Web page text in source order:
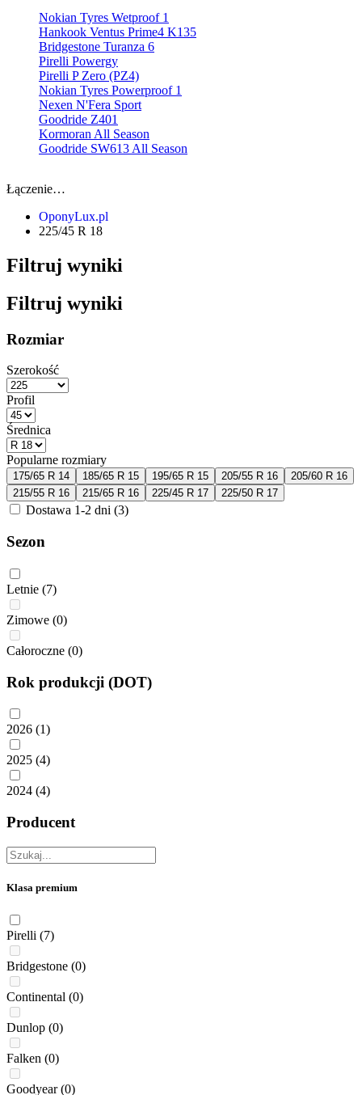
Nokian Tyres Wetproof 1
Hankook Ventus Prime4 K135
Bridgestone Turanza 6
Pirelli Powergy
Pirelli P Zero (PZ4)
Nokian Tyres Powerproof 1
Nexen N'Fera Sport
Goodride Z401
Kormoran All Season
Goodride SW613 All Season
Łączenie…
OponyLux.pl
225/45 R 18
Filtruj wyniki
Filtruj wyniki
Rozmiar
Szerokość
Profil
Średnica
Popularne rozmiary
175/65 R 14 185/65 R 15 195/65 R 15 205/55 R 16
205/60 R 16
215/55 R 16
215/65 R 16 225/45 R 17 225/50 R 17
Dostawa 1-2 dni (3)
Sezon
Letnie (7)
Zimowe (0)
Całoroczne (0)
Rok produkcji (DOT)
2026 (1)
2025 (4)
2024 (4)
Producent
Klasa premium
Pirelli (7)
Bridgestone (0)
Continental (0)
Dunlop (0)
Falken (0)
Goodyear (0)